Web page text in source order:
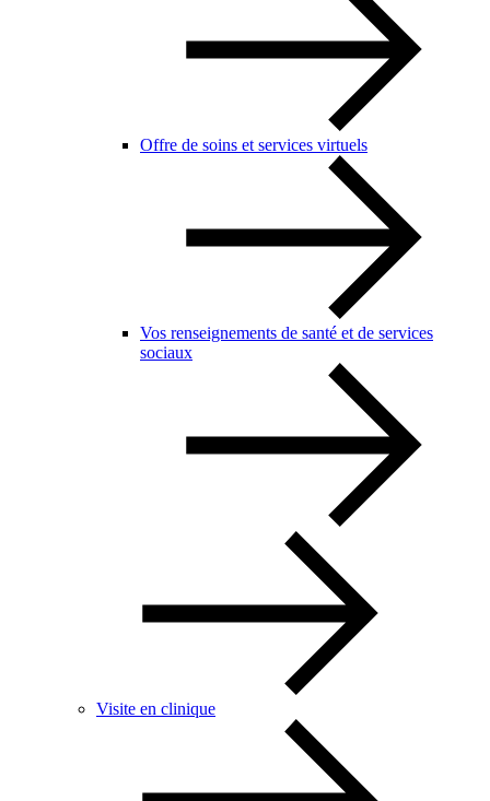
Offre de soins et services virtuels
Vos renseignements de santé et de services
sociaux
Visite en clinique